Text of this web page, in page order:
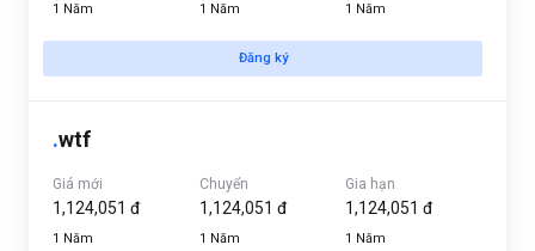
1 Năm 1 Năm 1 Năm
Đăng ký
.wtf
Giá mới
1,124,051 đ
1 Năm
Chuyển
1,124,051 đ
1 Năm
Gia hạn
1,124,051 đ
1 Năm